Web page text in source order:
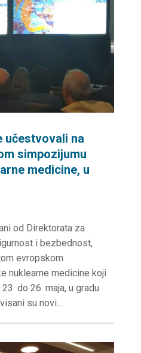
učestvovali na
simpozijumu
medicine, u
od Direktorata za
i bezbednost,
evropskom
nuklearne medicine koji
do 26. maja, u gradu
su novi...